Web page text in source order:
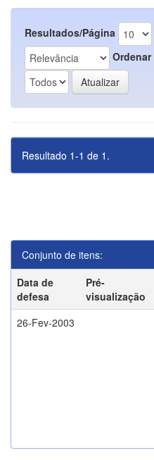
Resultados/Página
Ordenar
Resultado 1-1 de 1.
Conjunto de itens:
Data de
defesa
Pré-
visualização
26-Fev-2003